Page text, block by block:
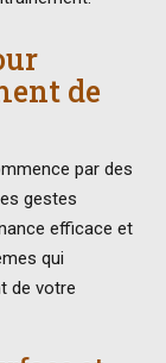
de
par des
gestes
efficace et
qui
de votre